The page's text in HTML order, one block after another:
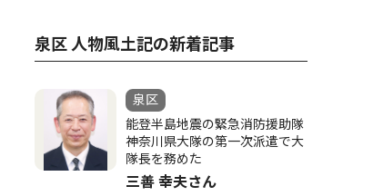
泉区 人物風土記の新着記事
泉区
能登半島地震の緊急消防援助隊
神奈川県大隊の第一次派遣で大
隊長を務めた
三善 幸夫さん